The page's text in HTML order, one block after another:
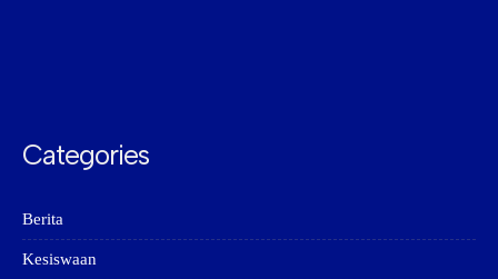
Categories
Berita
Kesiswaan